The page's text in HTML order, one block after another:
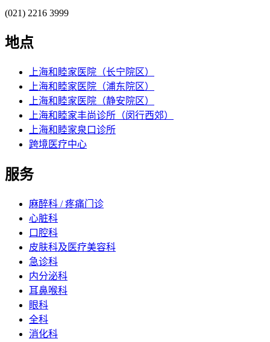
(021) 2216 3999
地点
上海和睦家医院（长宁院区）
上海和睦家医院（浦东院区）
上海和睦家医院（静安院区）
上海和睦家丰尚诊所（闵行西郊）
上海和睦家泉口诊所
跨境医疗中心
服务
麻醉科 / 疼痛门诊
心脏科
口腔科
皮肤科及医疗美容科
急诊科
内分泌科
耳鼻喉科
眼科
全科
消化科